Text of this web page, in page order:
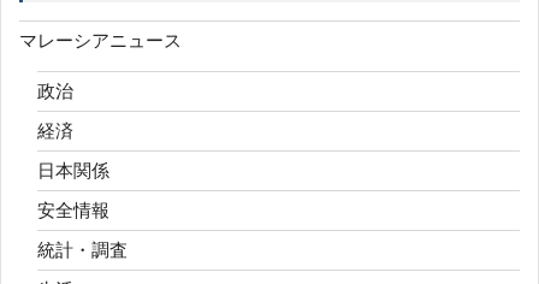
マレーシアニュース
政治
経済
日本関係
安全情報
統計・調査